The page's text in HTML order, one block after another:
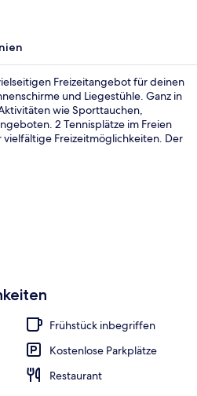
Freizeitangebot für deinen
und Liegestühle. Ganz in
wie Sporttauchen,
2 Tennisplätze im Freien
Freizeitmöglichkeiten. Der
auch eine gemütliche Lokalität für
Als weitere Highlights bietet
eine Poolbar, ein
Frühstück inbegriffen
Kostenlose Parkplätze
Restaurant